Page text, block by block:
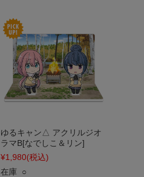
ゆるキャン△ アクリルジオ
ラマB[なでしこ＆リン]
¥1,980(税込)
在庫 ○